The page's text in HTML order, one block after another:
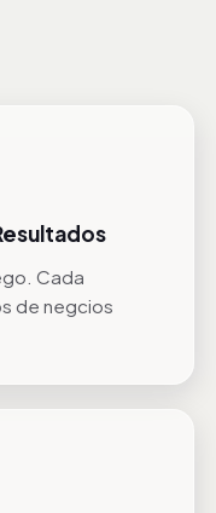
Cada
de negcios